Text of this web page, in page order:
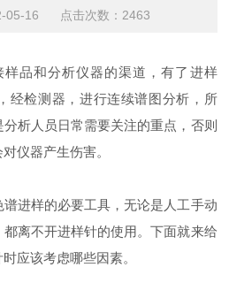
05-16 点击次数：2463
样品和分析仪器的渠道，有了进样
经检测器，进行连续谱图分析，所
析人员日常需要关注的重点，否则
仪器产生伤害。
进样的必要工具，无论是人工手动
离不开进样针的使用。下面就来给
应该考虑哪些因素。